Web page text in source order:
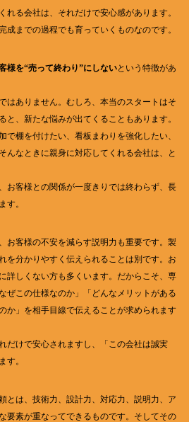
れる会社は、それだけで安心感があります。
成までの過程でも育っていくものなのです。
様を“売って終わり”にしないという特徴があ
はありません。むしろ、本当のスタートはそ
と、新たな悩みが出てくることもあります。
で棚を付けたい、看板まわりを強化したい、
んなときに親身に対応してくれる会社は、と
お客様との関係が一度きりでは終わらず、長
す。
お客様の不安を減らす説明力も重要です。製
を分かりやすく伝えられることは別です。お
詳しくない方も多くいます。だからこそ、専
ぜこの仕様なのか」「どんなメリットがある
か」を相手目線で伝えることが求められます
だけで安心されますし、「この会社は誠実
す。
とは、技術力、設計力、対応力、説明力、ア
要素が重なってできるものです。そしてその